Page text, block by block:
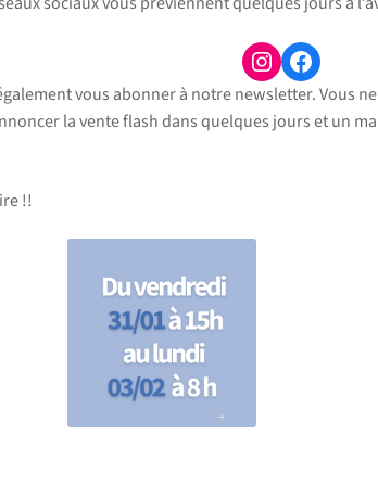
Instagram
Facebook
vous abonner à notre newsletter. Vous
la vente flash dans quelques jours et un
!!